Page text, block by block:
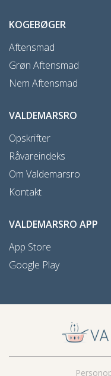
KOGEBØGER
Aftensmad
Grøn Aftensmad
Nem Aftensmad
VALDEMARSRO
Opskrifter
Råvareindeks
Om Valdemarsro
Kontakt
VALDEMARSRO APP
App Store
Google Play